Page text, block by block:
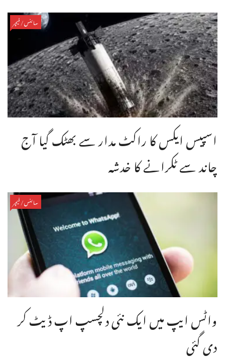
سائنس/فیچر
اسپیس ایکس کا راکٹ مدار سے بھٹک گیا آج
چاند سے ٹکرانے کا خدشہ
سائنس/فیچر
واٹس ایپ میں ایک نئی دلچسپ اپ ڈیٹ کر
دی گئی